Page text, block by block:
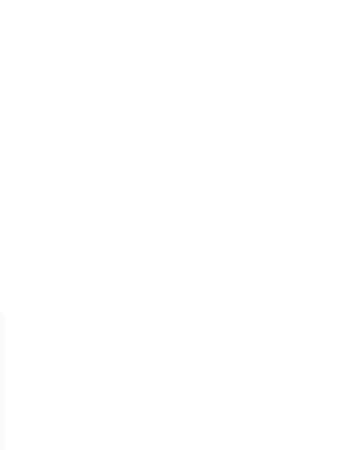
de alerta ligado,
se reapresenta em
de soluções para má fase